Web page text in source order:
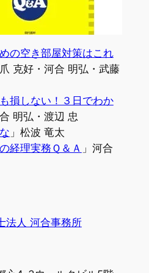
の空き部屋対策はこれ
爪 克好・河合 明弘・武藤
損しない！３日でわか
明弘・渡辺 忠
」松波 竜太
経理実務Ｑ＆Ａ 」河合
法人 河合事務所